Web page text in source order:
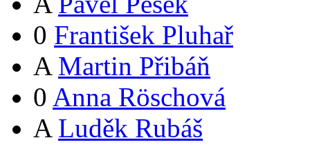
0 František Pluhař
A Martin Přibáň
0 Anna Röschová
A Luděk Rubáš